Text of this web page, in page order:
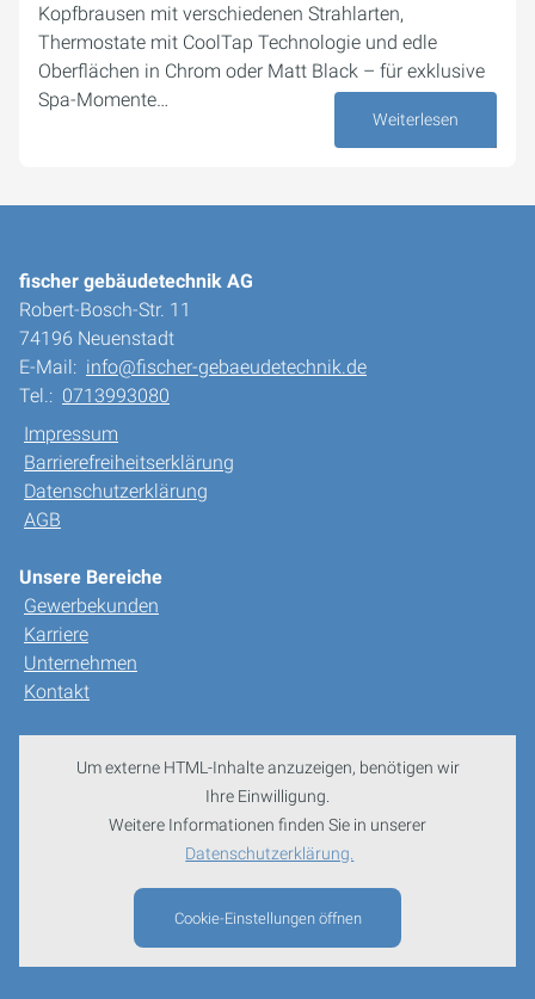
Kopfbrausen mit verschiedenen Strahlarten,
Thermostate mit CoolTap Technologie und edle
Oberflächen in Chrom oder Matt Black – für exklusive
Spa-Momente…
Weiterlesen
fischer gebäudetechnik AG
Robert-Bosch-Str. 11
74196 Neuenstadt
E-Mail: info@fischer-gebaeudetechnik.de
Tel.: 0713993080
Impressum
Barrierefreiheitserklärung
Datenschutzerklärung
AGB
Unsere Bereiche
Gewerbekunden
Karriere
Unternehmen
Kontakt
Um externe HTML-Inhalte anzuzeigen, benötigen wir
Ihre Einwilligung.
Weitere Informationen finden Sie in unserer
Datenschutzerklärung.
Cookie-Einstellungen öffnen